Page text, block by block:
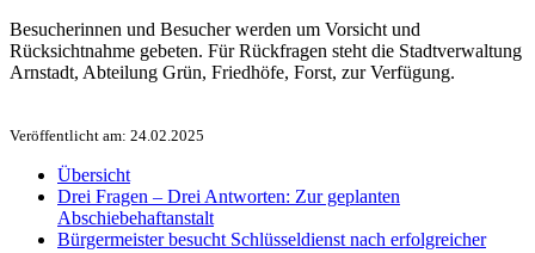
Besucherinnen und Besucher werden um Vorsicht und
Rücksichtnahme gebeten. Für Rückfragen steht die Stadtverwaltung
Arnstadt, Abteilung Grün, Friedhöfe, Forst, zur Verfügung.
Veröffentlicht am: 24.02.2025
Übersicht
Drei Fragen – Drei Antworten: Zur geplanten
Abschiebehaftanstalt
Bürgermeister besucht Schlüsseldienst nach erfolgreicher